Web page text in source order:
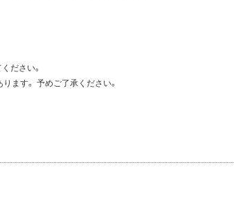
ださい。
ます。予めご了承ください。